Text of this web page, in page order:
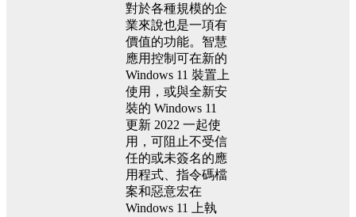
對於各種規模的企
業來說也是一項有
價值的功能。智慧
應用控制可在新的
Windows 11 裝置上
使用，或與全新安
裝的 Windows 11
更新 2022 一起使
用，可阻止不受信
任的或未簽名的應
用程式、指令碼檔
案和惡意宏在
Windows 11 上執